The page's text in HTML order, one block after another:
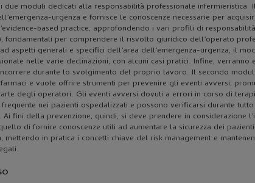
due moduli dedicati alla responsabilità professionale infermieristica
urgenza e fornisce le conoscenze necessarie per
based practice, approfondendo i vari profili di
fondamentali per comprendere il risvolto giuridico dell’operato
aspetti generali e specifici dell’area dell’emergenza-urgenza, il
nelle varie declinazioni, con alcuni casi pratici. Infine, verranno
durante lo svolgimento del proprio lavoro. Il secondo
e vuole offrire strumenti per prevenire gli eventi avversi,
degli operatori. Gli eventi avversi dovuti a errori in corso di
nei pazienti ospedalizzati e possono verificarsi durante
fini della prevenzione, quindi, si deve prendere in considerazione
di fornire conoscenze utili ad aumentare la sicurezza dei
mettendo in pratica i concetti chiave del risk management e